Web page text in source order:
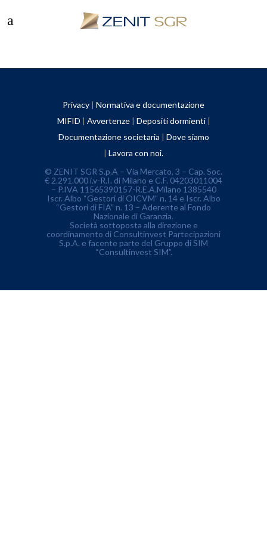
Privacy | Normativa e documentazione
MIFID | Avvertenze| Depositi dormienti|
Documentazione societaria | Dove siamo
| Lavora con noi.
© ZENIT SGR S.p.A – Via Mercato, 3 – Cap. Soc.
€ 2.291.000 i.v-R.I. di Milano e C.F. 04203011004
– P.IVA 11565390157-R.E.A.Milano 1385540
Iscr. Albo “Gestori di OICVM” n. 14 e Iscr. Albo
“Gestori di FIA” n. 13 – Aderente al Fondo
Nazionale di Garanzia.
Società sottoposta alla direzione e
coordinamento di Consultinvest Partecipazioni
S.p.A. e facente parte del Gruppo di SIM
“Consultinvest SIM”.